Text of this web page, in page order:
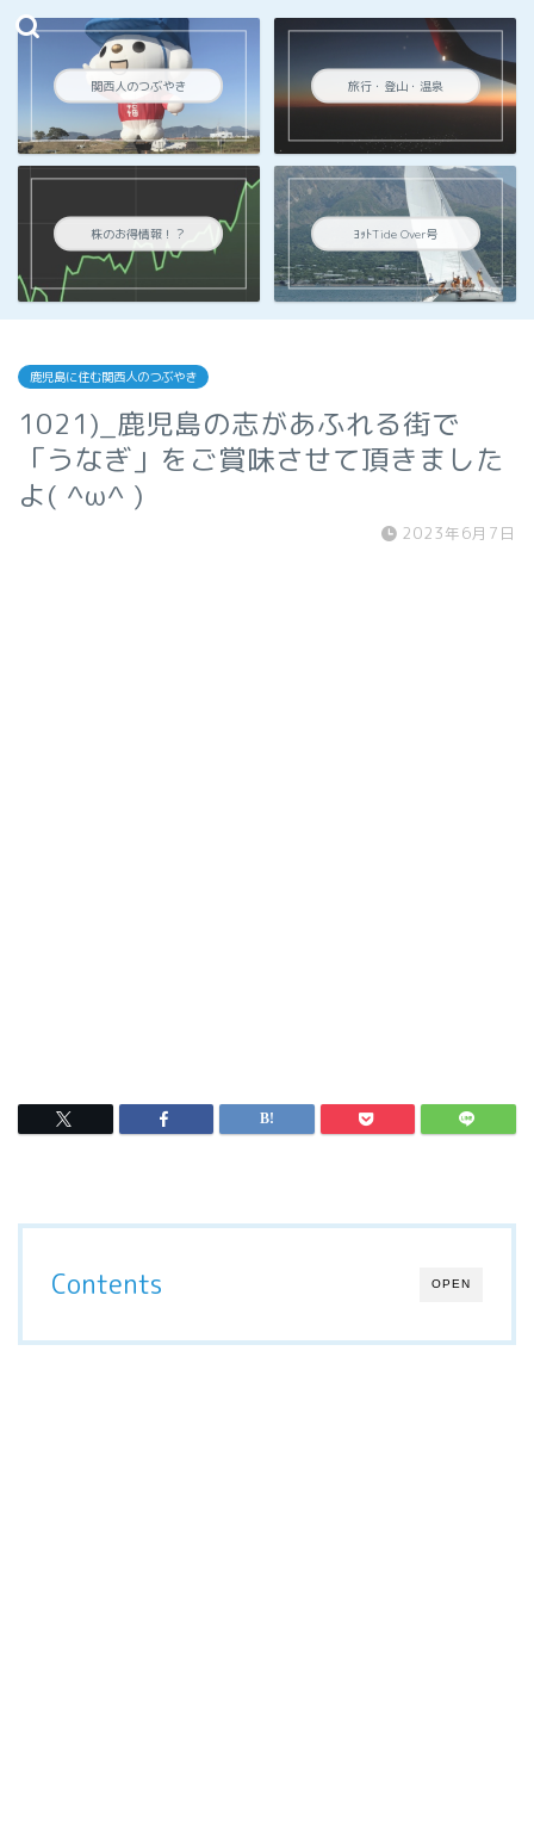
関西人のつぶやき 旅行・登山・温泉
株のお得情報！？ ﾖｯﾄTide Over号
鹿児島に住む関西人のつぶやき
1021)_鹿児島の志があふれる街で
「うなぎ」をご賞味させて頂きました
よ( ^ω^ )
2023年6月7日
OPEN
Contents